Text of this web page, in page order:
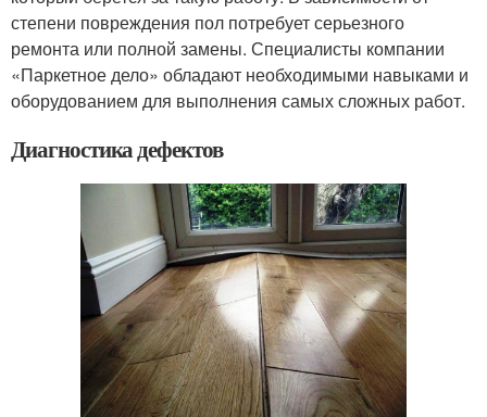
степени повреждения пол потребует серьезного
ремонта или полной замены. Специалисты компании
«Паркетное дело» обладают необходимыми навыками и
оборудованием для выполнения самых сложных работ.
Диагностика дефектов